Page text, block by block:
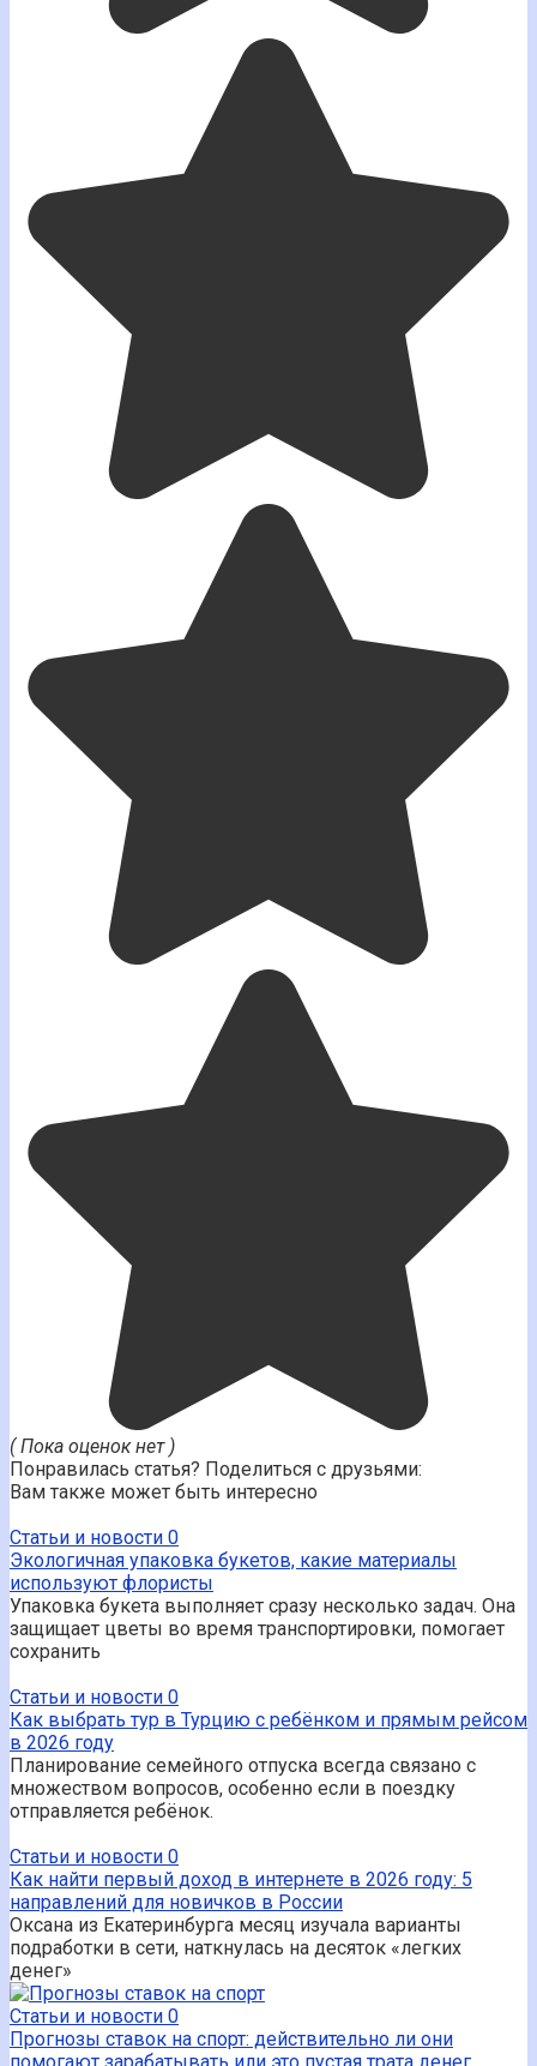
( Пока оценок нет )
Понравилась статья? Поделиться с друзьями:
Вам также может быть интересно
Статьи и новости 0
Экологичная упаковка букетов, какие материалы
используют флористы
Упаковка букета выполняет сразу несколько задач. Она
защищает цветы во время транспортировки, помогает
сохранить
Статьи и новости 0
Как выбрать тур в Турцию с ребёнком и прямым рейсом
в 2026 году
Планирование семейного отпуска всегда связано с
множеством вопросов, особенно если в поездку
отправляется ребёнок.
Статьи и новости 0
Как найти первый доход в интернете в 2026 году: 5
направлений для новичков в России
Оксана из Екатеринбурга месяц изучала варианты
подработки в сети, наткнулась на десяток «легких
денег»
Статьи и новости 0
Прогнозы ставок на спорт: действительно ли они
помогают зарабатывать или это пустая трата денег